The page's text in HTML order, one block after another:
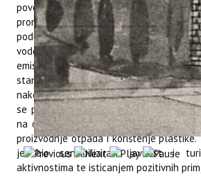
povećati atraktivnost i konkurentnost
promoviranjem mjera kojima je cilj
područja. Svrha projekta bila je poticati
vode i energije, odgovorno zbrinjavanje
emisija štetnih plinova i zagađenja
stanovništva i posjetitelja te
nakon pandemije COVID-19.
se potaknuti pružatelje turističkih
na održivo gospodarenje energijom i
proizvodnje otpada i korištenje plastike.
je bio senzibilizirati javnost i
aktivnostima te isticanjem pozitivnih